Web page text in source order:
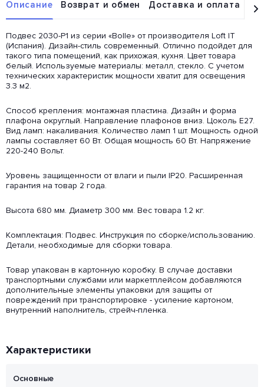
Описание Возврат и обмен Доставка и оплата
Подвес 2030-P1 из серии «Bolle» от производителя Loft IT
(Испания). Дизайн-стиль современный. Отлично подойдет для
такого типа помещений, как прихожая, кухня. Цвет товара
белый. Используемые материалы: металл, стекло. С учетом
технических характеристик мощности хватит для освещения
3.3 м2.
Способ крепления: монтажная пластина. Дизайн и форма
плафона округлый. Направление плафонов вниз. Цоколь E27.
Вид ламп: накаливания. Количество ламп 1 шт. Мощность одной
лампы составляет 60 Вт. Общая мощность 60 Вт. Напряжение
220-240 Вольт.
Уровень защищенности от влаги и пыли IP20. Расширенная
гарантия на товар 2 года.
Высота 680 мм. Диаметр 300 мм. Вес товара 1.2 кг.
Комплектация: Подвес. Инструкция по сборке/использованию.
Детали, необходимые для сборки товара.
Товар упакован в картонную коробку. В случае доставки
транспортными службами или маркетплейсом добавляются
дополнительные элементы упаковки для защиты от
повреждений при транспортировке - усиление картоном,
внутренний наполнитель, стрейч-пленка.
Характеристики
Основные